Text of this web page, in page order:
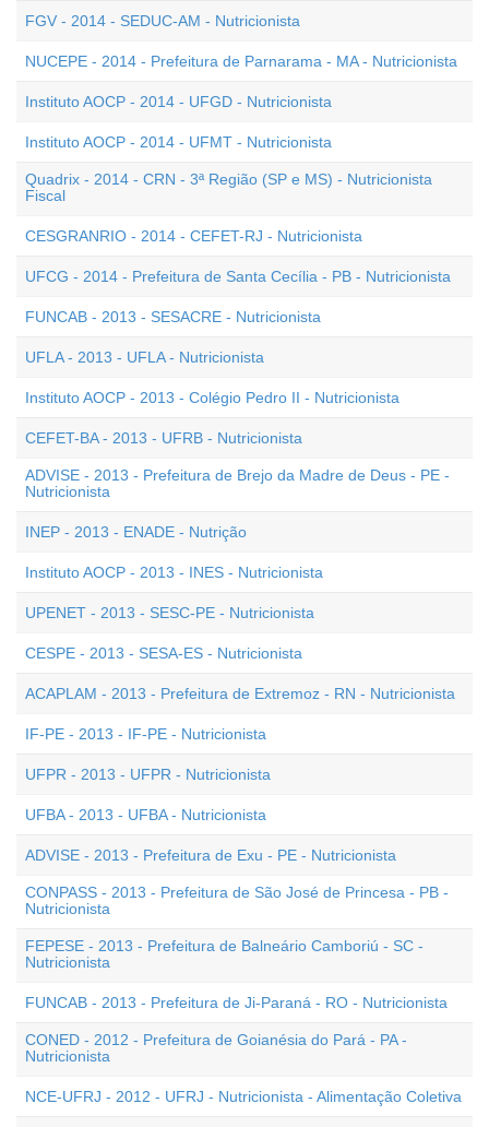
FGV - 2014 - SEDUC-AM - Nutricionista
NUCEPE - 2014 - Prefeitura de Parnarama - MA - Nutricionista
Instituto AOCP - 2014 - UFGD - Nutricionista
Instituto AOCP - 2014 - UFMT - Nutricionista
Quadrix - 2014 - CRN - 3ª Região (SP e MS) - Nutricionista
Fiscal
CESGRANRIO - 2014 - CEFET-RJ - Nutricionista
UFCG - 2014 - Prefeitura de Santa Cecília - PB - Nutricionista
FUNCAB - 2013 - SESACRE - Nutricionista
UFLA - 2013 - UFLA - Nutricionista
Instituto AOCP - 2013 - Colégio Pedro II - Nutricionista
CEFET-BA - 2013 - UFRB - Nutricionista
ADVISE - 2013 - Prefeitura de Brejo da Madre de Deus - PE -
Nutricionista
INEP - 2013 - ENADE - Nutrição
Instituto AOCP - 2013 - INES - Nutricionista
UPENET - 2013 - SESC-PE - Nutricionista
CESPE - 2013 - SESA-ES - Nutricionista
ACAPLAM - 2013 - Prefeitura de Extremoz - RN - Nutricionista
IF-PE - 2013 - IF-PE - Nutricionista
UFPR - 2013 - UFPR - Nutricionista
UFBA - 2013 - UFBA - Nutricionista
ADVISE - 2013 - Prefeitura de Exu - PE - Nutricionista
CONPASS - 2013 - Prefeitura de São José de Princesa - PB -
Nutricionista
FEPESE - 2013 - Prefeitura de Balneário Camboriú - SC -
Nutricionista
FUNCAB - 2013 - Prefeitura de Ji-Paraná - RO - Nutricionista
CONED - 2012 - Prefeitura de Goianésia do Pará - PA -
Nutricionista
NCE-UFRJ - 2012 - UFRJ - Nutricionista - Alimentação Coletiva